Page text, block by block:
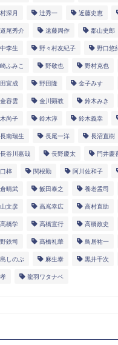
深月 辻秀一 近藤史恵
道尾秀介 遠藤周作 郡山史郎
李生 野々村友紀子 野口悠
ふみこ 野敬也 野村克也
宜成 野田隆 金子みすゞ
金容雲 金川顕教 鈴木みき
尚子 鈴木淳 鈴木義幸
長南瑞生 長尾一洋 長沼直樹
長谷川嘉哉 長野慶太 門井慶
梓 関根勤 阿川佐和子
晴武 飯田泰之 養老孟司
文彦 高嶌幸広 高村直助
高橋学 高橋宣行 高橋政史
鉄司 髙橋礼華 鳥居祐一
しのぶ 麻生泰 黒井千次
龍羽ワタナベ